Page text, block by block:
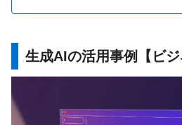
生成AIの活用事例【ビジ